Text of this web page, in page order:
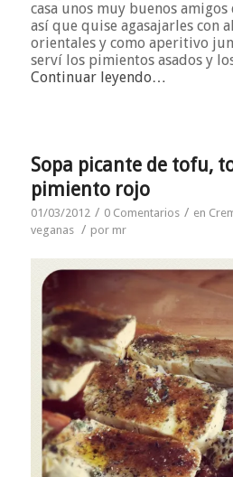
casa unos muy buenos
así que quise agasajarles con
orientales y como aperitivo
serví los pimientos asados y
Continuar leyendo…
Sopa picante de tofu,
pimiento rojo
01/03/2012 / 0 Comentarios / en
veganas / por mr